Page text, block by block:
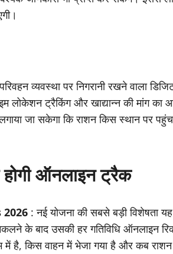
व्यवस्था पर निगरानी रखने वाला
लोकेशन ट्रैकिंग और खाद्यान्न की मांग
जा सकेगा कि राशन किस स्थान पर
होगी ऑनलाइन ट्रैक
: नई योजना की सबसे बड़ी विशेषता
के बाद उसकी हर गतिविधि ऑनलाइन
में है, किस वाहन में भेजा गया है और कब